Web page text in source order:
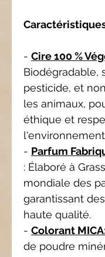
- Cire 100 %
Biodégradable,
pesticide, et
les animaux,
éthique et
- Parfum
: Élaboré à
mondiale des
garantissant
haute qualité.
- Colorant
de poudre